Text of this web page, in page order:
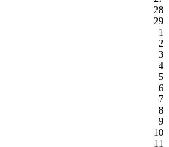
28
29
1
2
3
4
5
6
7
8
9
10
11